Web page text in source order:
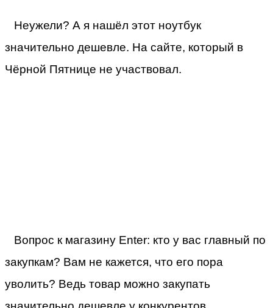
Неужели? А я нашёл этот ноутбук
значительно дешевле. На сайте, который в
Чёрной Пятнице не участвовал.
Вопрос к магазину Enter: кто у вас главный по
закупкам? Вам не кажется, что его пора
уволить? Ведь товар можно закупать